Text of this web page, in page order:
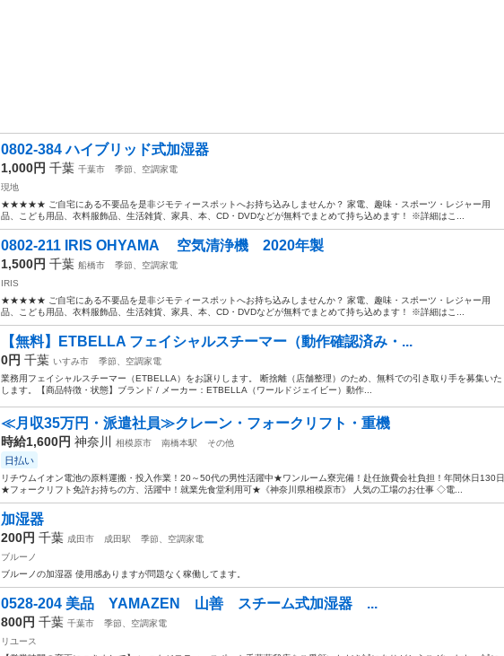
0802-384 ハイブリッド式加湿器
1,000円 千葉 千葉市
季節、空調家電
現地
★★★★★ ご自宅にある不要品を是非ジモティースポットへお持ち込みしませんか？ 家電、趣味・スポーツ・レジャー用
品、こども用品、衣料服飾品、生活雑貨、家具、本、CD・DVDなどが無料でまとめて持ち込めます！ ※詳細はこ...
0802-211 IRIS OHYAMA 空気清浄機 2020年製
1,500円 千葉 船橋市
季節、空調家電
IRIS
★★★★★ ご自宅にある不要品を是非ジモティースポットへお持ち込みしませんか？ 家電、趣味・スポーツ・レジャー用
品、こども用品、衣料服飾品、生活雑貨、家具、本、CD・DVDなどが無料でまとめて持ち込めます！ ※詳細はこ...
​【無料】ETBELLA フェイシャルスチーマー（動作確認済み・...
0円 千葉 いすみ市
季節、空調家電
​業務用フェイシャルスチーマー（ETBELLA）をお譲りします。 断捨離（店舗整理）のため、無料での引き取り手を募集いた
します。 ​【商品特徴・状態】 ​ブランド / メーカー：ETBELLA（ワールドジェイビー） ​動作...
≪月収35万円・派遣社員≫クレーン・フォークリフト・重機
時給1,600円 神奈川 相模原市 南橋本駅 その他
日払い
リチウムイオン電池の原料運搬・投入作業！20～50代の男性活躍中★ワンルーム寮完備！赴任旅費会社負担！年間休日130日
★フォークリフト免許お持ちの方、活躍中！就業先食堂利用可★《神奈川県相模原市》 人気の工場のお仕事 ◇電...
加湿器
200円 千葉 成田市 成田駅
季節、空調家電
ブルーノ
ブルーノの加湿器 使用感ありますが問題なく稼働してます。
0528-204 美品 YAMAZEN 山善 スチーム式加湿器 ...
800円 千葉 千葉市
季節、空調家電
リユース